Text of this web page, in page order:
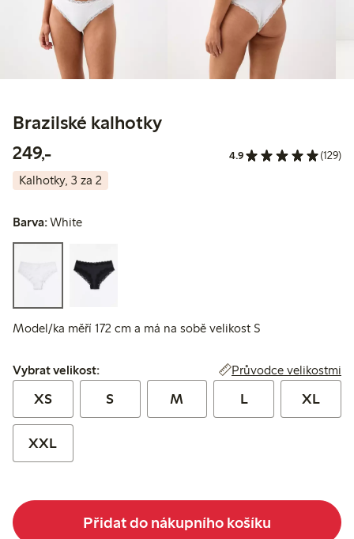
Brazilské kalhotky
249,-249,00 Kč 4.9 (129)
Kalhotky, 3 za 2
Barva:White
Model/ka měří 172 cm a má na sobě velikost S
Vybrat velikost:
Vybrat velikost: Průvodce velikostmi
XS S M L XL
XXL
Přidat do nákupního košíku